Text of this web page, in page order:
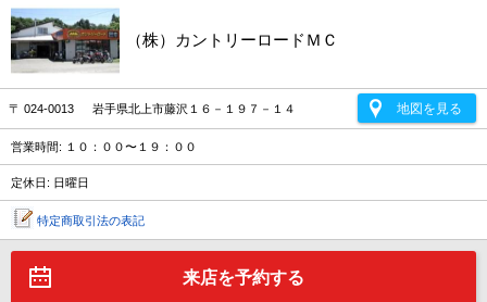
（株）カントリーロードＭＣ
〒 024-0013 岩手県北上市藤沢１６－１９７－１４ 地図を見る
営業時間: １０：００〜１９：００
定休日: 日曜日
特定商取引法の表記
来店を予約する